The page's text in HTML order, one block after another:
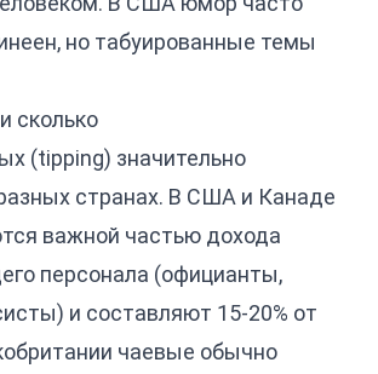
но табуированные темы
сколько
(tipping) значительно
странах. В США и Канаде
важной частью дохода
персонала (официанты,
и составляют 15-20% от
чаевые обычно